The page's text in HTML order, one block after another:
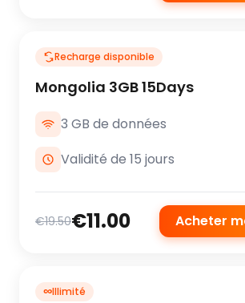
Recharge disponible
Mongolia 3GB 15Days
3 GB de données
Validité de 15 jours
€19.50€11.00 Acheter
∞Illimité